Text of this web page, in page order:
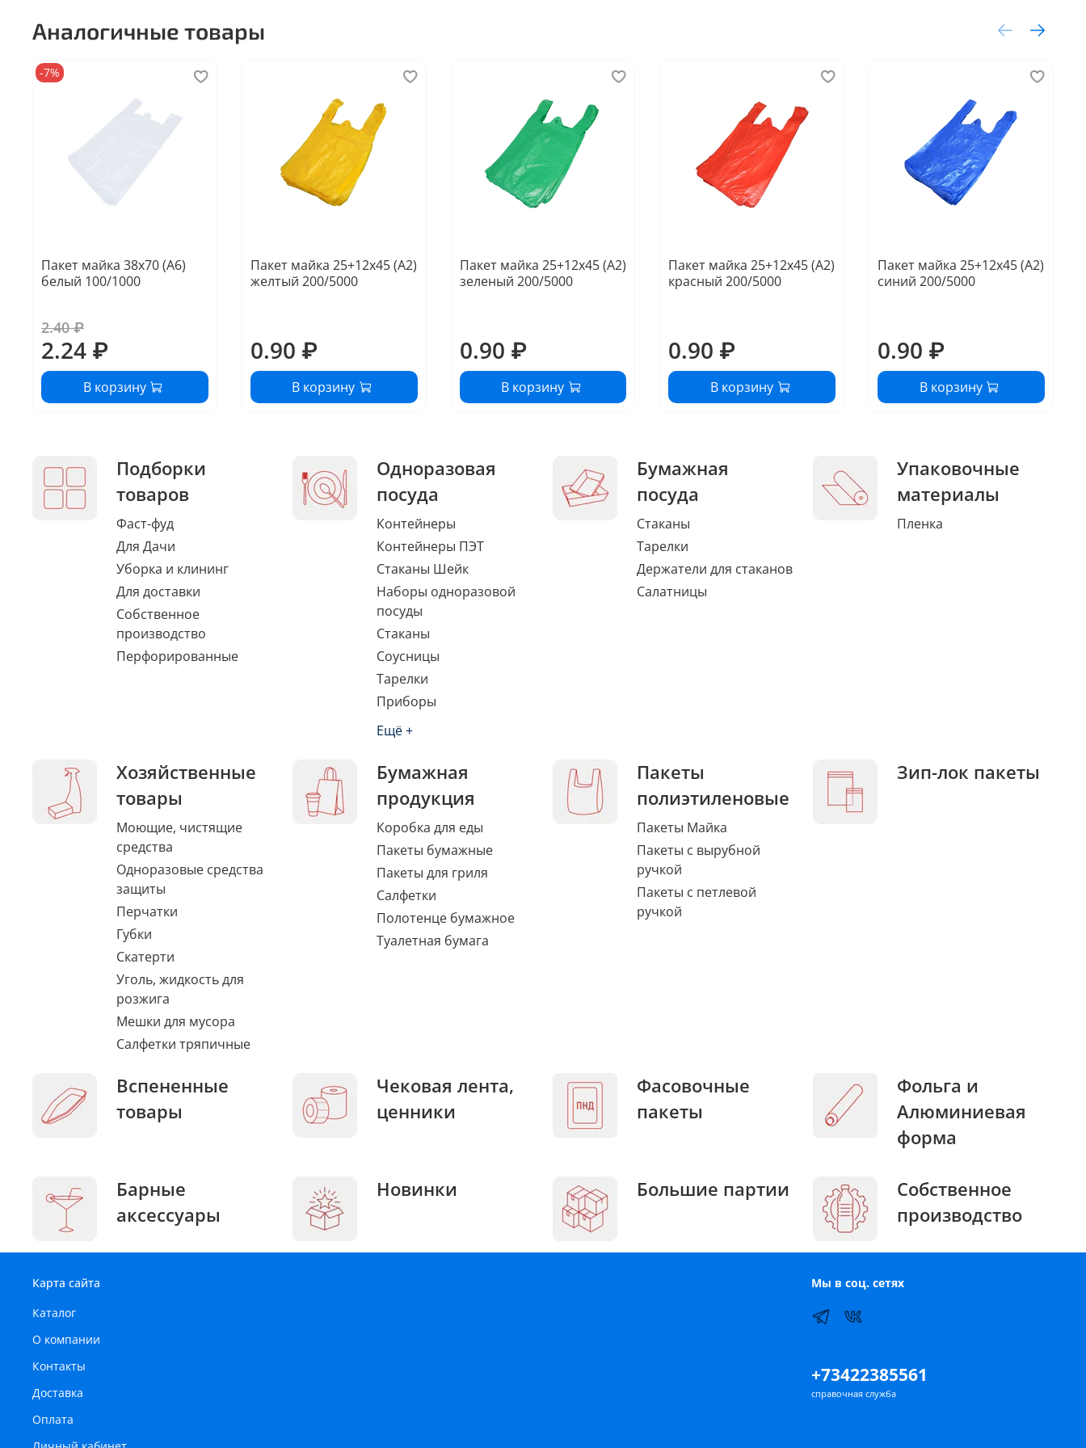
Аналогичные товары
-7%
Пакет майка 38х70 (А6)
белый 100/1000
2.40 ₽
2.24 ₽
В корзину
Пакет майка 25+12х45 (А2)
желтый 200/5000
0.90 ₽
В корзину
Пакет майка 25+12х45 (А2)
зеленый 200/5000
0.90 ₽
В корзину
Пакет майка 25+12х45 (А2)
красный 200/5000
0.90 ₽
В корзину
Пакет майка 25+12х45 (А2)
синий 200/5000
0.90 ₽
В корзину
Подборки
товаров
Фаст-фуд
Для Дачи
Уборка и клининг
Для доставки
Собственное
производство
Перфорированные
Одноразовая
посуда
Контейнеры
Контейнеры ПЭТ
Стаканы Шейк
Наборы одноразовой
посуды
Стаканы
Соусницы
Тарелки
Приборы
Ещё +
Бумажная
посуда
Стаканы
Тарелки
Держатели для стаканов
Салатницы
Упаковочные
материалы
Пленка
Хозяйственные
товары
Моющие, чистящие
средства
Одноразовые средства
защиты
Перчатки
Губки
Скатерти
Уголь, жидкость для
розжига
Мешки для мусора
Салфетки тряпичные
Бумажная
продукция
Коробка для еды
Пакеты бумажные
Пакеты для гриля
Салфетки
Полотенце бумажное
Туалетная бумага
Пакеты
полиэтиленовые
Пакеты Майка
Пакеты с вырубной
ручкой
Пакеты с петлевой
ручкой
Зип-лок пакеты
Вспененные
товары
Чековая лента,
ценники
Фасовочные
пакеты
Фольга и
Алюминиевая
форма
Барные
аксессуары
Новинки Большие партии
Собственное
производство
Карта сайта
Каталог
О компании
Контакты
Доставка
Оплата
Мы в соц. сетях
+73422385561
справочная служба